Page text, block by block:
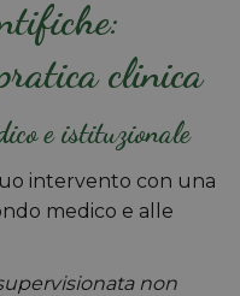
clinica
e istituzionale
intervento con una
medico e alle
non